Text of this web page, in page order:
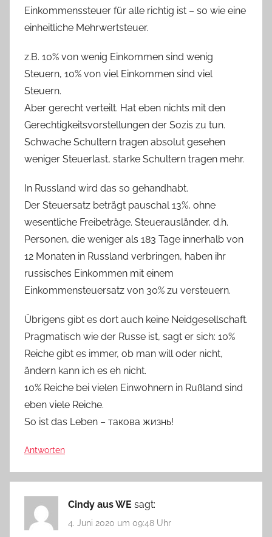
Einkommenssteuer für alle richtig ist – so wie eine
einheitliche Mehrwertsteuer.
z.B. 10% von wenig Einkommen sind wenig
Steuern, 10% von viel Einkommen sind viel
Steuern.
Aber gerecht verteilt. Hat eben nichts mit den
Gerechtigkeitsvorstellungen der Sozis zu tun.
Schwache Schultern tragen absolut gesehen
weniger Steuerlast, starke Schultern tragen mehr.
In Russland wird das so gehandhabt.
Der Steuersatz beträgt pauschal 13%, ohne
wesentliche Freibeträge. Steuerausländer, d.h.
Personen, die weniger als 183 Tage innerhalb von
12 Monaten in Russland verbringen, haben ihr
russisches Einkommen mit einem
Einkommensteuersatz von 30% zu versteuern.
Übrigens gibt es dort auch keine Neidgesellschaft.
Pragmatisch wie der Russe ist, sagt er sich: 10%
Reiche gibt es immer, ob man will oder nicht,
ändern kann ich es eh nicht.
10% Reiche bei vielen Einwohnern in Rußland sind
eben viele Reiche.
So ist das Leben – такова жизнь!
Antworten
Cindy aus WE sagt:
4. Juni 2020 um 09:48 Uhr